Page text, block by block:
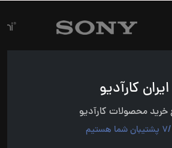
ایران کارآدیو
خرید محصولات کارآدیو
هستیم